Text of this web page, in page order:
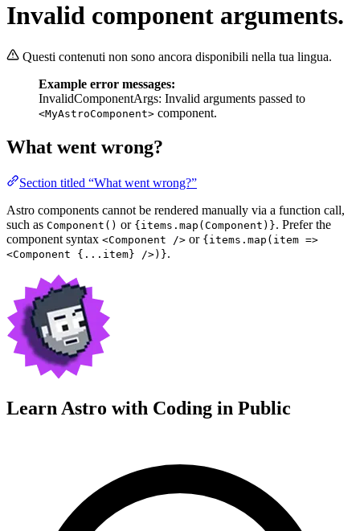
Invalid component arguments.
Questi contenuti non sono ancora disponibili nella tua lingua.
Example error messages:
InvalidComponentArgs: Invalid arguments passed to
<MyAstroComponent> component.
What went wrong?
Section titled “What went wrong?”
Astro components cannot be rendered manually via a function call,
such as Component() or {items.map(Component)}. Prefer the
component syntax <Component /> or {items.map(item =>
<Component {...item} />)}.
Learn Astro with Coding in Public